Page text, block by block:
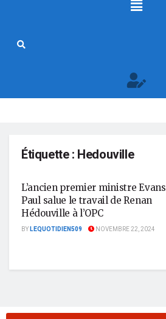
Étiquette : Hedouville
L’ancien premier ministre Evans
Paul salue le travail de Renan
Hédouville à l’OPC
BYLEQUOTIDIEN509 NOVEMBRE 22, 2024